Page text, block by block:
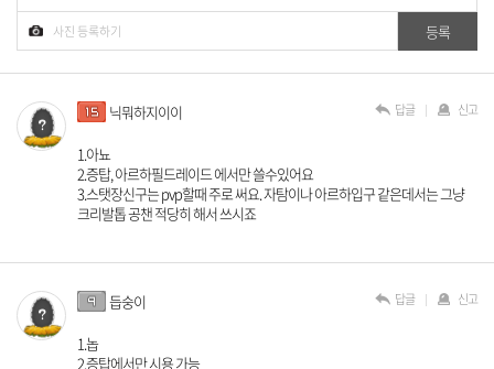
닉뭐하지이이
1.아뇨
2.증탑, 아르하필드레이드 에서만 쓸수있어요
3.스탯장신구는 pvp할때 주로 써요. 자탐이나 아르하입구 같은데서는 그냥
크리발톱 공챈 적당히 해서 쓰시죠
답글 신고
듭숭이
1.놉
2.증탑에서만 시용 가능
답글 신고